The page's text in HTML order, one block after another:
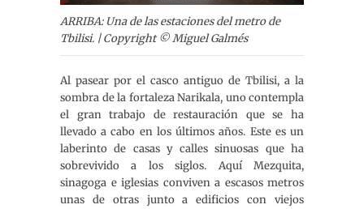
ARRIBA: Una de las estaciones del metro de
Tbilisi. | Copyright © Miguel Galmés
Al pasear por el casco antiguo de Tbilisi, a la
sombra de la fortaleza Narikala, uno contempla
el gran trabajo de restauración que se ha
llevado a cabo en los últimos años. Este es un
laberinto de casas y calles sinuosas que ha
sobrevivido a los siglos. Aquí Mezquita,
sinagoga e iglesias conviven a escasos metros
unas de otras junto a edificios con viejos